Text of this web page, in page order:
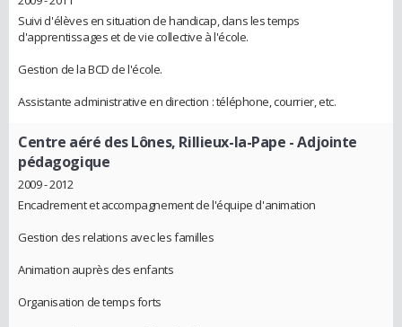
Suivi d'élèves en situation de handicap, dans les temps
d'apprentissages et de vie collective à l'école.
Gestion de la BCD de l'école.
Assistante administrative en direction : téléphone, courrier, etc.
Centre aéré des Lônes, Rillieux-la-Pape - Adjointe
pédagogique
2009 - 2012
Encadrement et accompagnement de l'équipe d'animation
Gestion des relations avec les familles
Animation auprès des enfants
Organisation de temps forts